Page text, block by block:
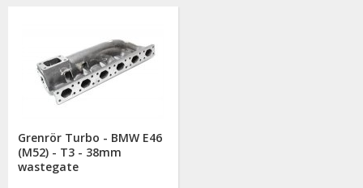
Grenrör Turbo - BMW E46
(M52) - T3 - 38mm
wastegate